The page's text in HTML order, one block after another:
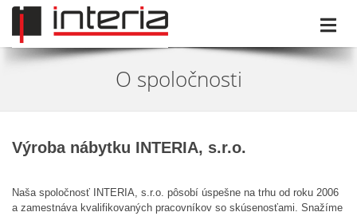
O spoločnosti
Výroba nábytku INTERIA, s.r.o.
Naša spoločnosť INTERIA, s.r.o. pôsobí úspešne na trhu od roku 2006
a zamestnáva kvalifikovaných pracovníkov so skúsenosťami. Snažíme